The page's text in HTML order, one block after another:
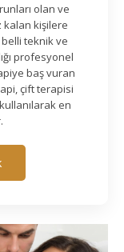
olan ve
kalan kişilere
teknik ve
profesyonel
baş vuran
çift terapisi
en